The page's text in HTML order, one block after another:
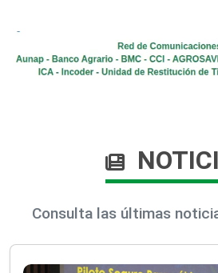
Consulta las últimas